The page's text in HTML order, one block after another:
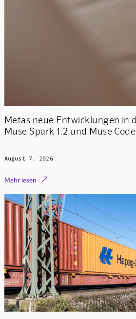
Metas neue Entwicklungen in
Muse Spark 1.2 und Muse Code
August 7, 2026
Mehr lesen 